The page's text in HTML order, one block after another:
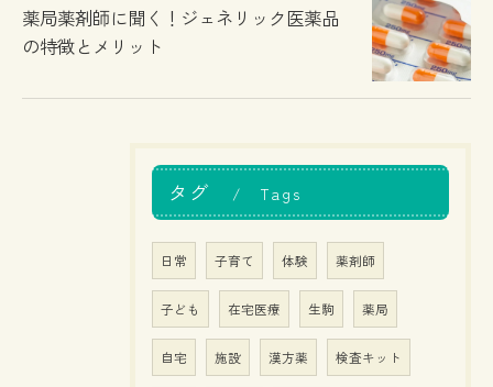
薬局薬剤師に聞く！ジェネリック医薬品
の特徴とメリット
タグ Tags
日常 子育て 体験 薬剤師
子ども 在宅医療 生駒 薬局
自宅 施設 漢方薬 検査キット